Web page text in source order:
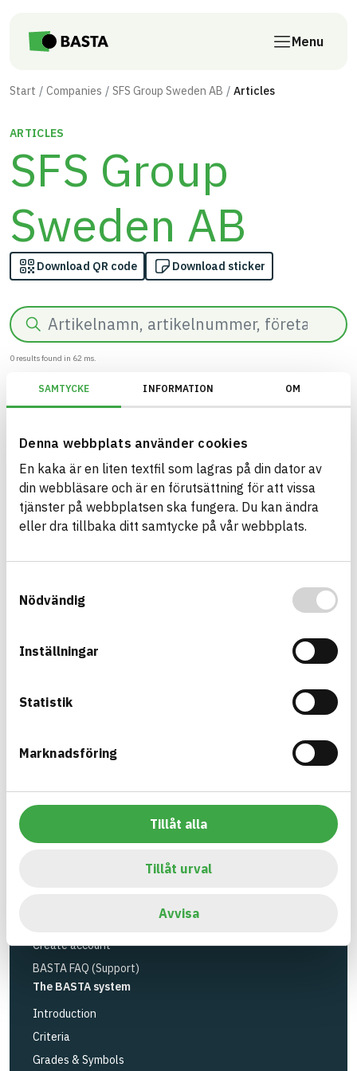
SAMTYCKE INFORMATION OM
Denna webbplats använder cookies
En kaka är en liten textfil som lagras på din dator av
din webbläsare och är en förutsättning för att vissa
tjänster på webbplatsen ska fungera. Du kan ändra
eller dra tillbaka ditt samtycke på vår webbplats.
Nödvändig
Inställningar
Statistik
Marknadsföring
Tillåt alla
Tillåt urval
Avvisa
Menu
Start Companies SFS Group Sweden AB Articles
ARTICLES
SFS Group
Sweden AB
Download QR code Download sticker
Search
0 results found in 62 ms.
Filter Reset filters
KEMIs PRIO-verktyg/PRIO
Build with BASTA - conscious
offering free and publicly available information on
products. The BASTA system also offers criteria's
and grades with regard to phasing out hazardous
Byggföretagen
Tools
Create account
BASTA FAQ (Support)
The BASTA system
Introduction
Criteria
Grades & Symbols